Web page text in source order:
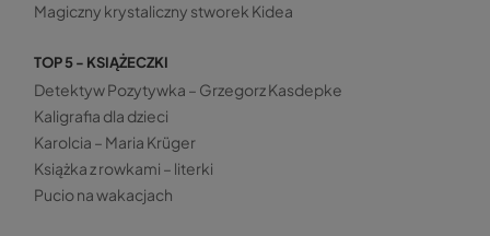
Magiczny krystaliczny stworek Kidea
TOP 5 - KSIĄŻECZKI
Detektyw Pozytywka – Grzegorz Kasdepke
Kaligrafia dla dzieci
Karolcia – Maria Krüger
Książka z rowkami – literki
Pucio na wakacjach